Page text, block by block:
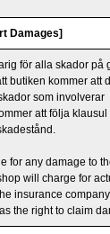
Damages]
för alla skador på
butiken kommer att
som involverar
att följa klausul
for any damage to
will charge for
insurance
the right to claim